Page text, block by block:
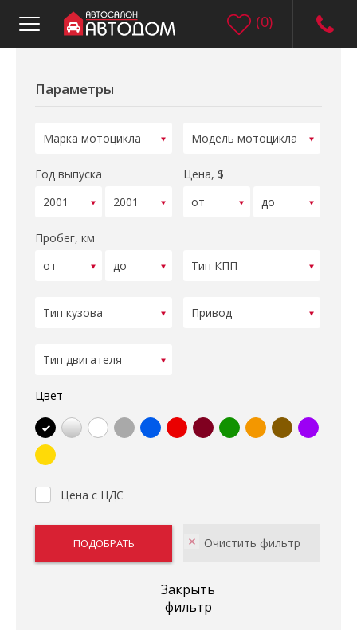
(0)
Параметры
Год выпуска Цена, $
Пробег, км
Цвет
Цена с НДС
Закрыть
фильтр